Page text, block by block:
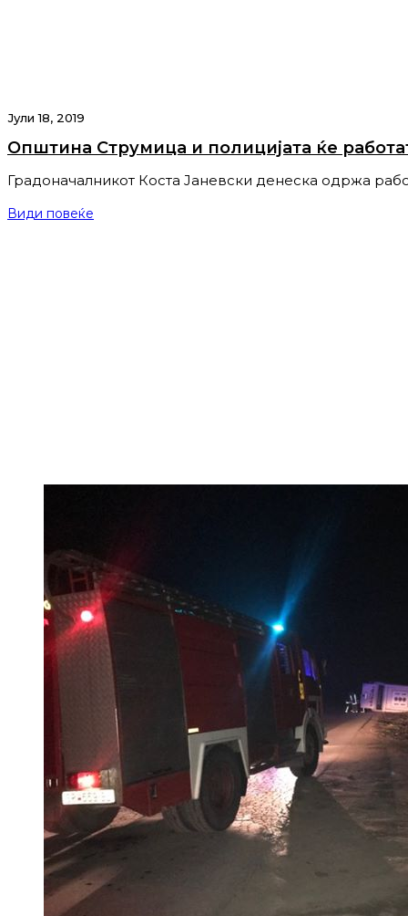
Јули 18, 2019
Општина Струмица и полицијата ќе
Градоначалникот Коста Јаневски денеска одржа
Види повеќе